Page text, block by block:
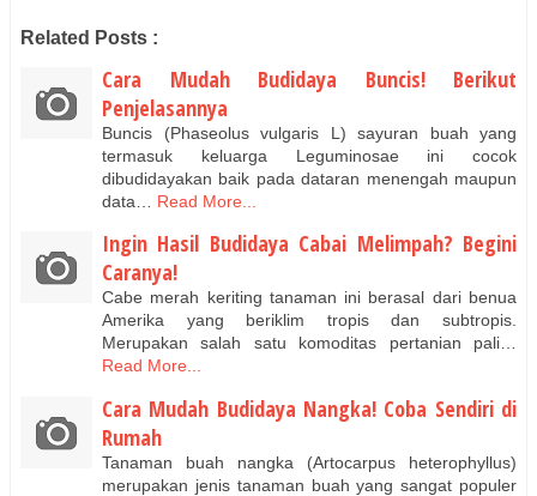
Related Posts :
Cara Mudah Budidaya Buncis! Berikut
Penjelasannya
Buncis (Phaseolus vulgaris L) sayuran buah yang
termasuk keluarga Leguminosae ini cocok
dibudidayakan baik pada dataran menengah maupun
data…
Read More...
Ingin Hasil Budidaya Cabai Melimpah? Begini
Caranya!
Cabe merah keriting tanaman ini berasal dari benua
Amerika yang beriklim tropis dan subtropis.
Merupakan salah satu komoditas pertanian pali…
Read More...
Cara Mudah Budidaya Nangka! Coba Sendiri di
Rumah
Tanaman buah nangka (Artocarpus heterophyllus)
merupakan jenis tanaman buah yang sangat populer